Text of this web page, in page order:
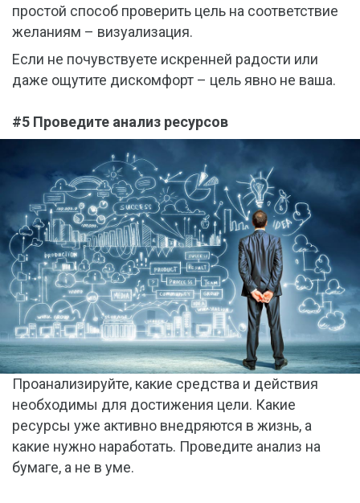
простой способ проверить цель на соответствие
желаниям – визуализация.
Если не почувствуете искренней радости или
даже ощутите дискомфорт – цель явно не ваша.
#5 Проведите анализ ресурсов
Проанализируйте, какие средства и действия
необходимы для достижения цели. Какие
ресурсы уже активно внедряются в жизнь, а
какие нужно наработать. Проведите анализ на
бумаге, а не в уме.